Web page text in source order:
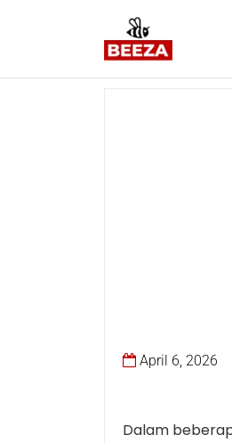
April 6, 2026
Dalam